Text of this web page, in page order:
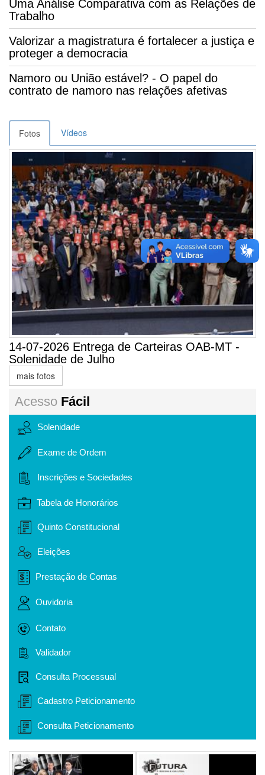
Uma Análise Comparativa com as Relações de
Trabalho
Valorizar a magistratura é fortalecer a justiça e
proteger a democracia
Namoro ou União estável? - O papel do
contrato de namoro nas relações afetivas
Fotos Vídeos
14-07-2026 Entrega de Carteiras OAB-MT -
Solenidade de Julho
mais fotos
Acesso Fácil
Solenidade
Exame de Ordem
Inscrições e Sociedades
Tabela de Honorários
Quinto Constitucional
Eleições
Prestação de Contas
Ouvidoria
Contato
Validador
Consulta Processual
Cadastro Peticionamento
Consulta Peticionamento